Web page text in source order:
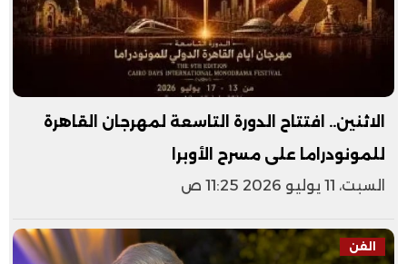
الاثنين.. افتتاح الدورة التاسعة لمهرجان القاهرة
للمونودراما على مسرح الأوبرا
السبت، 11 يوليو 2026 11:25 ص
الفن